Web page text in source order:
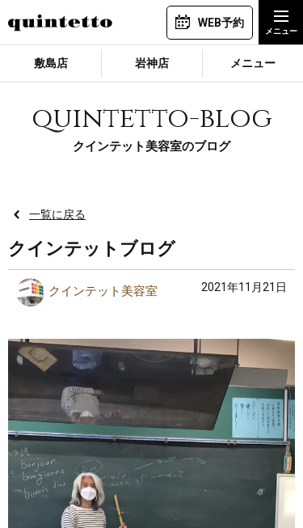
WEB予約
敷島店 岩神店 メニュー
quintetto-blog
クインテット美容室のブログ
一覧に戻る
クインテットブログ
クインテット美容室 2021年11月21日